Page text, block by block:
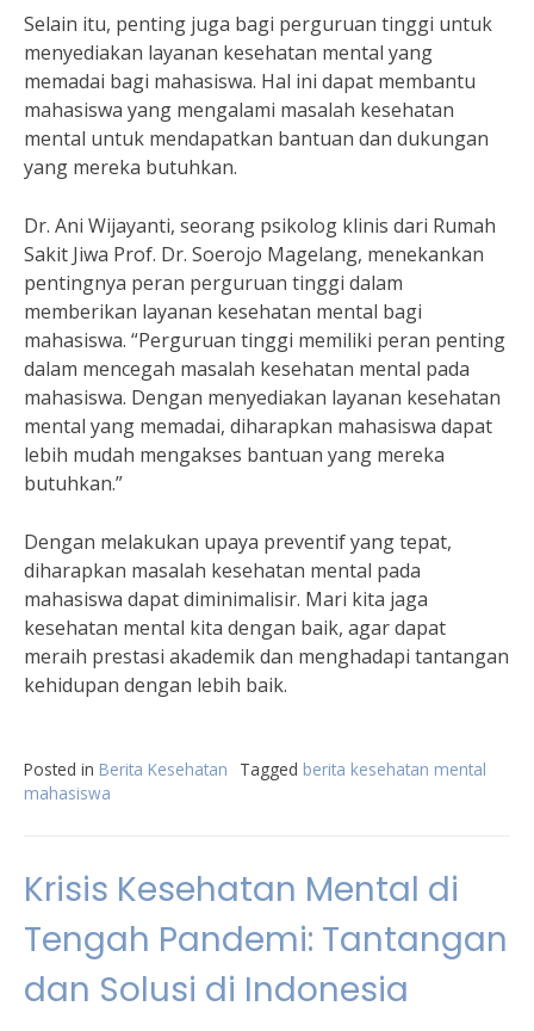
Selain itu, penting juga bagi perguruan tinggi untuk
menyediakan layanan kesehatan mental yang
memadai bagi mahasiswa. Hal ini dapat membantu
mahasiswa yang mengalami masalah kesehatan
mental untuk mendapatkan bantuan dan dukungan
yang mereka butuhkan.
Dr. Ani Wijayanti, seorang psikolog klinis dari Rumah
Sakit Jiwa Prof. Dr. Soerojo Magelang, menekankan
pentingnya peran perguruan tinggi dalam
memberikan layanan kesehatan mental bagi
mahasiswa. “Perguruan tinggi memiliki peran penting
dalam mencegah masalah kesehatan mental pada
mahasiswa. Dengan menyediakan layanan kesehatan
mental yang memadai, diharapkan mahasiswa dapat
lebih mudah mengakses bantuan yang mereka
butuhkan.”
Dengan melakukan upaya preventif yang tepat,
diharapkan masalah kesehatan mental pada
mahasiswa dapat diminimalisir. Mari kita jaga
kesehatan mental kita dengan baik, agar dapat
meraih prestasi akademik dan menghadapi tantangan
kehidupan dengan lebih baik.
Posted in Berita Kesehatan Tagged berita kesehatan mental
mahasiswa
Krisis Kesehatan Mental di
Tengah Pandemi: Tantangan
dan Solusi di Indonesia